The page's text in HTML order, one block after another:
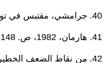
40. جرامشي، مقتبس في توماس، 2010، ص. 436.
41. هارمان، 1982، ص. 148.
42. من نقاط الضعف